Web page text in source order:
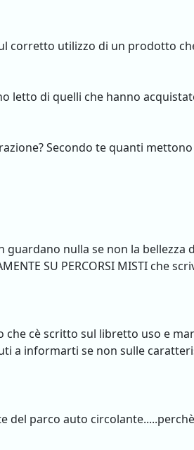
corretto utilizzo di un prodotto
letto di quelli che hanno
Secondo te quanti
nulla se non la bellezza
SU PERCORSI MISTI che
cè scritto sul libretto uso e
a informarti se non sulle
del parco auto